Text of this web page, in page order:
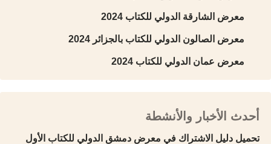
معرض الشارقة الدولي للكتاب 2024
معرض الصالون الدولي للكتاب بالجزائر 2024
معرض عمان الدولي للكتاب 2024
أحدث الأخبار والأنشطة
تحميل دليل الاشتراك في معرض دمشق الدولي للكتاب الأول